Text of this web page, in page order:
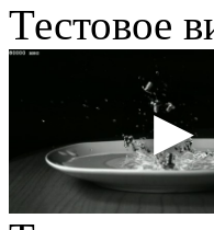
Тестовое